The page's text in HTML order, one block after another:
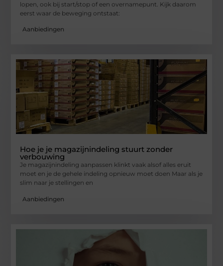
lopen, ook bij start/stop of een overnamepunt. Kijk daarom
eerst waar de beweging ontstaat:
Aanbiedingen
Hoe je je magazijnindeling stuurt zonder
verbouwing
Je magazijnindeling aanpassen klinkt vaak alsof alles eruit
moet en je de gehele indeling opnieuw moet doen Maar als je
slim naar je stellingen en
Aanbiedingen